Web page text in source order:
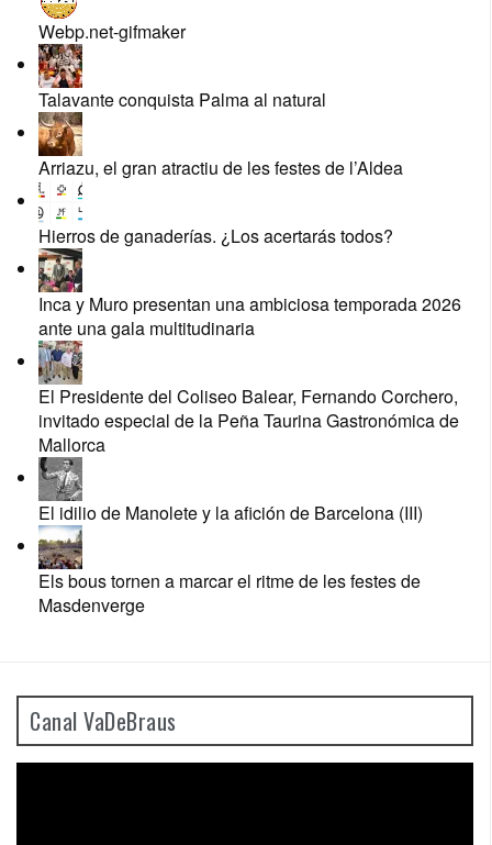
Webp.net-gifmaker
Talavante conquista Palma al natural
Arriazu, el gran atractiu de les festes de l’Aldea
Hierros de ganaderías. ¿Los acertarás todos?
Inca y Muro presentan una ambiciosa temporada 2026
ante una gala multitudinaria
El Presidente del Coliseo Balear, Fernando Corchero,
invitado especial de la Peña Taurina Gastronómica de
Mallorca
El idilio de Manolete y la afición de Barcelona (III)
Els bous tornen a marcar el ritme de les festes de
Masdenverge
Canal VaDeBraus